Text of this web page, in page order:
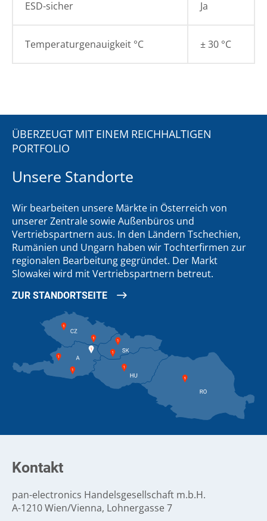
ESD-sicher Ja
Temperaturgenauigkeit °C ± 30 °C
ÜBERZEUGT MIT EINEM REICHHALTIGEN
PORTFOLIO
Unsere Standorte
Wir bearbeiten unsere Märkte in Österreich von
unserer Zentrale sowie Außenbüros und
Vertriebspartnern aus. In den Ländern Tschechien,
Rumänien und Ungarn haben wir Tochterfirmen zur
regionalen Bearbeitung gegründet. Der Markt
Slowakei wird mit Vertriebspartnern betreut.
ZUR STANDORTSEITE
Kontakt
pan-electronics Handelsgesellschaft m.b.H.
A-1210 Wien/Vienna, Lohnergasse 7